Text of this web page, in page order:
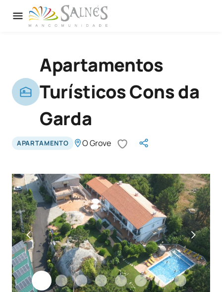
Apartamentos
Turísticos Cons da
Garda
APARTAMENTO O Grove